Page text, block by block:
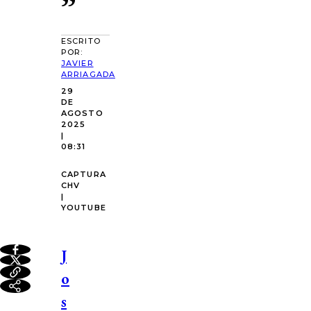
ESCRITO
POR:
JAVIER
ARRIAGADA
29
DE
AGOSTO
2025
|
08:31
CAPTURA
CHV
|
YOUTUBE
J
o
s